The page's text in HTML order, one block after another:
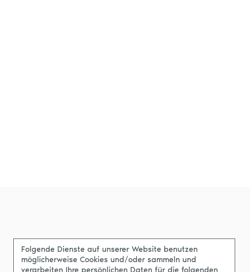
Folgende Dienste auf unserer Website benutzen
möglicherweise Cookies und/oder sammeln und
verarbeiten Ihre persönlichen Daten für die folgenden